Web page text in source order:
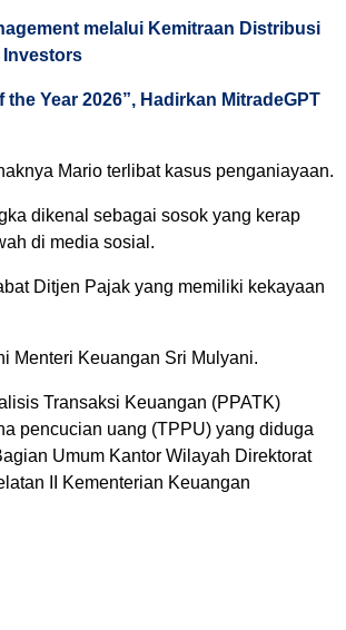
melalui Kemitraan Distribusi
Investors
Year 2026”, Hadirkan MitradeGPT
Mario terlibat kasus penganiayaan.
dikenal sebagai sosok yang kerap
di media sosial.
Ditjen Pajak yang memiliki kekayaan
Menteri Keuangan Sri Mulyani.
Transaksi Keuangan (PPATK)
pencucian uang (TPPU) yang diduga
Umum Kantor Wilayah Direktorat
II Kementerian Keuangan